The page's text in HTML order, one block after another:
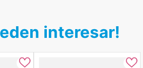
interesar!